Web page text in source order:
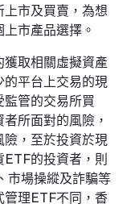
市及買賣，為想
市產品選擇。
取相關虛擬資產
平台上交易的現
管的交易所買
所面對的風險，
，至於投資於現
的投資者，則
市場操縱及詐騙等
管理ETF不同，香